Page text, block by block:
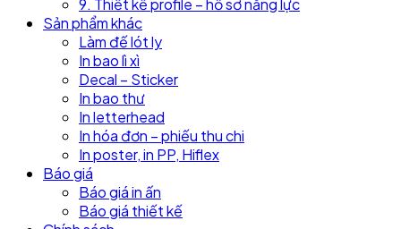
Sản phẩm khác
Làm đế lót ly
In bao lì xì
Decal – Sticker
In bao thư
In letterhead
In hóa đơn – phiếu thu chi
In poster, in PP, Hiflex
Báo giá
Báo giá in ấn
Báo giá thiết kế